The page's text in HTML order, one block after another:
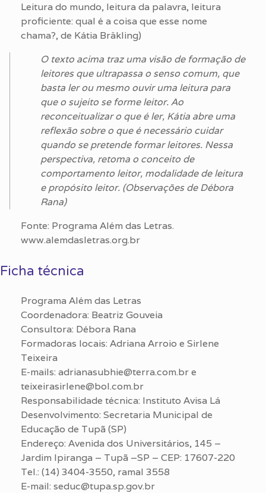
Leitura do mundo, leitura da palavra, leitura
proficiente: qual é a coisa que esse nome
chama?, de Kátia Bräkling)
O texto acima traz uma visão de formação de
leitores que ultrapassa o senso comum, que
basta ler ou mesmo ouvir uma leitura para
que o sujeito se forme leitor. Ao
reconceitualizar o que é ler, Kátia abre uma
reflexão sobre o que é necessário cuidar
quando se pretende formar leitores. Nessa
perspectiva, retoma o conceito de
comportamento leitor, modalidade de leitura
e propósito leitor. (Observações de Débora
Rana)
Fonte: Programa Além das Letras.
www.alemdasletras.org.br
Ficha técnica
Programa Além das Letras
Coordenadora: Beatriz Gouveia
Consultora: Débora Rana
Formadoras locais: Adriana Arroio e Sirlene
Teixeira
E-mails: adrianasubhie@terra.com.br e
teixeirasirlene@bol.com.br
Responsabilidade técnica: Instituto Avisa Lá
Desenvolvimento: Secretaria Municipal de
Educação de Tupã (SP)
Endereço: Avenida dos Universitários, 145 –
Jardim Ipiranga – Tupã –SP – CEP: 17607-220
Tel.: (14) 3404-3550, ramal 3558
E-mail: seduc@tupa.sp.gov.br